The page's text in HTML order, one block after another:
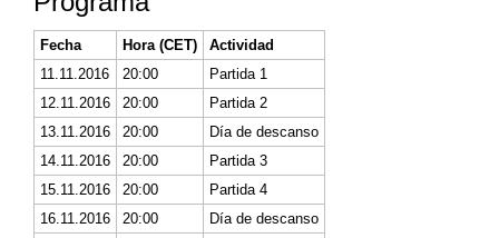
Fecha Hora (CET)
Actividad
11.11.2016
20:00
Partida 1
12.11.2016
20:00
Partida 2
13.11.2016
20:00
Día de descanso
14.11.2016
20:00
Partida 3
15.11.2016
20:00
Partida 4
16.11.2016
20:00
Día de descanso